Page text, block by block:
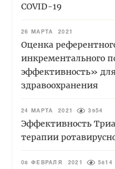
COVID-19
26 МАРТА 2021
Оценка
инкрементального
эффективность»
здравоохранения
24 МАРТА 2021 3954
Эффективность
терапии
08 ФЕВРАЛЯ 2021 5814